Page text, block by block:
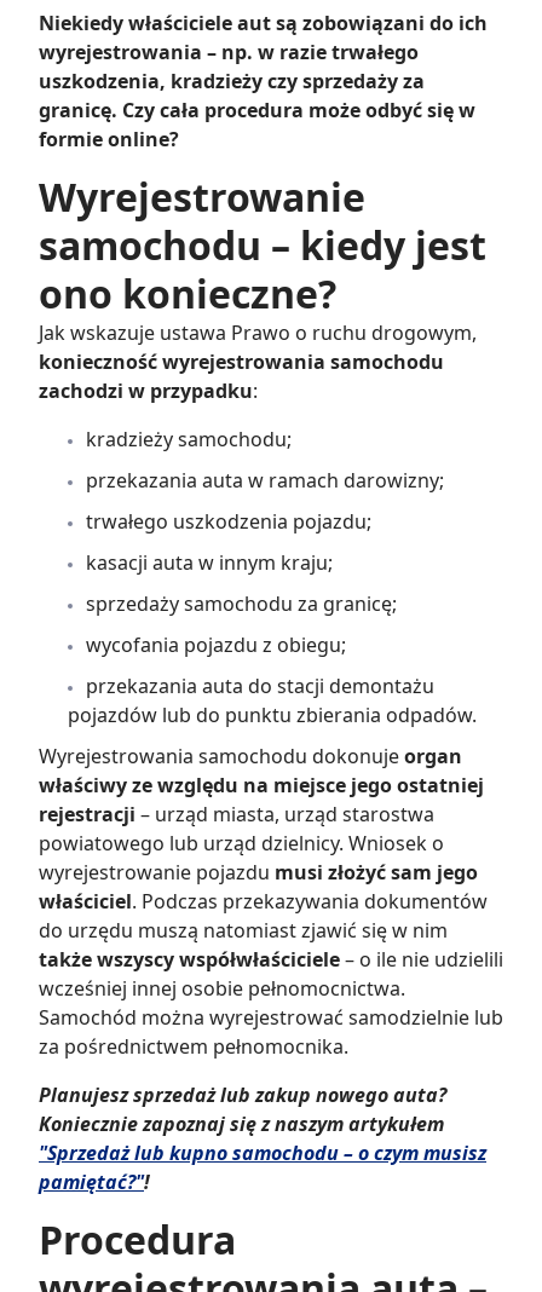
Niekiedy właściciele aut są zobowiązani do ich
wyrejestrowania – np. w razie trwałego
uszkodzenia, kradzieży czy sprzedaży za
granicę. Czy cała procedura może odbyć się w
formie online?
Wyrejestrowanie
samochodu – kiedy jest
ono konieczne?
Jak wskazuje ustawa Prawo o ruchu drogowym,
konieczność wyrejestrowania samochodu
zachodzi w przypadku:
kradzieży samochodu;
przekazania auta w ramach darowizny;
trwałego uszkodzenia pojazdu;
kasacji auta w innym kraju;
sprzedaży samochodu za granicę;
wycofania pojazdu z obiegu;
przekazania auta do stacji demontażu
pojazdów lub do punktu zbierania odpadów.
Wyrejestrowania samochodu dokonujeorgan
właściwy ze względu na miejsce jego ostatniej
rejestracji – urząd miasta, urząd starostwa
powiatowego lub urząd dzielnicy. Wniosek o
wyrejestrowanie pojazdu musi złożyć sam jego
właściciel. Podczas przekazywania dokumentów
do urzędu muszą natomiast zjawić się w nim
także wszyscy współwłaściciele– o ile nie udzielili
wcześniej innej osobie pełnomocnictwa.
Samochód można wyrejestrować samodzielnie lub
za pośrednictwem pełnomocnika.
Planujesz sprzedaż lub zakup nowego auta?
Koniecznie zapoznaj się z naszym artykułem
"Sprzedaż lub kupno samochodu – o czym musisz
pamiętać?"!
Procedura